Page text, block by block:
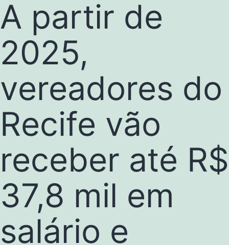
A partir de
2025,
vereadores do
Recife vão
receber até R$
37,8 mil em
salário e